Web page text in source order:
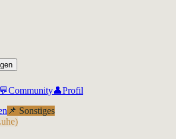
Community👤Profil
📌 Sonstiges